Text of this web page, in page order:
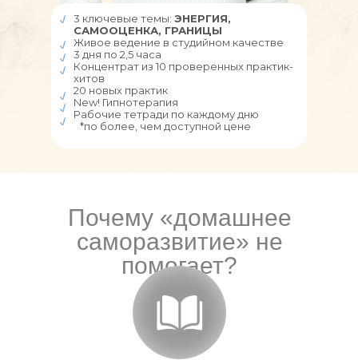
3 ключевые темы: ЭНЕРГИЯ,
САМООЦЕНКА, ГРАНИЦЫ
Живое ведение в студийном качестве
3 дня по 2,5 часа
Концентрат из 10 проверенных практик-
хитов
20 новых практик
New! Гипнотерапия
Рабочие тетради по каждому дню
*по более, чем доступной цене
Почему «домашнее
саморазвитие» не
помогает?